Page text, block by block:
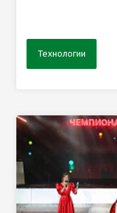
Технологии